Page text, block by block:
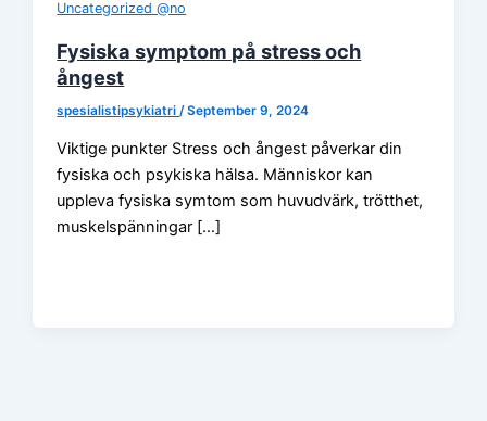
Uncategorized @no
Fysiska symptom på stress och
ångest
spesialistipsykiatri/September 9, 2024
Viktige punkter Stress och ångest påverkar din
fysiska och psykiska hälsa. Människor kan
uppleva fysiska symtom som huvudvärk, trötthet,
muskelspänningar […]